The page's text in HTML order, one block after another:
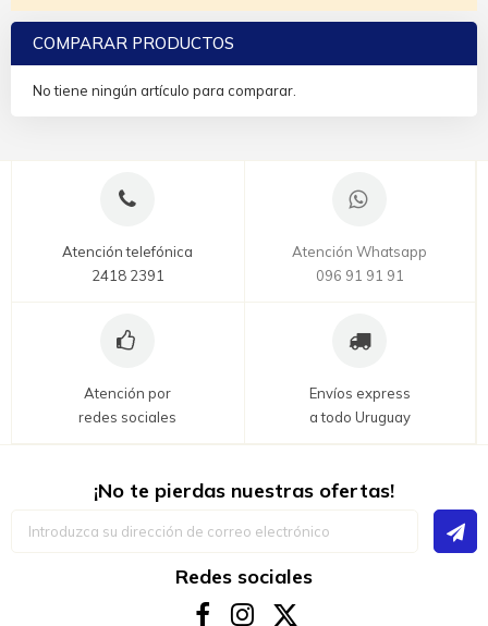
COMPARAR PRODUCTOS
No tiene ningún artículo para comparar.
Atención telefónica
2418 2391
Atención Whatsapp
096 91 91 91
Atención por
redes sociales
Envíos express
a todo Uruguay
¡No te pierdas nuestras ofertas!
Redes sociales